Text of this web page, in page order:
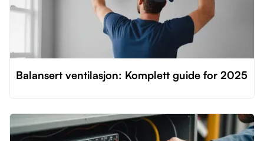
Balansert ventilasjon: Komplett guide for 2025